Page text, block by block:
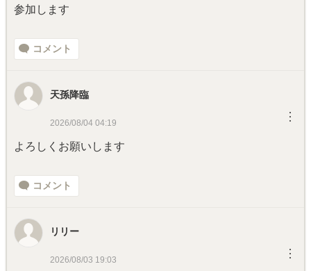
参加します
コメント
天孫降臨
2026/08/04 04:19 ︙
よろしくお願いします
コメント
リリー
2026/08/03 19:03 ︙